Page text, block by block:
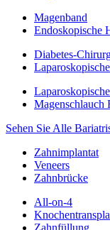
Magenband
Endoskopische
Diabetes-
Magenschlauch
Sehen Sie Alle
Zahnimplantat
Veneers
Zahnbrücke
All-on-4
Zahnfüllung